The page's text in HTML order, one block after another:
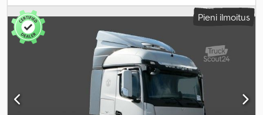
mekaaninen, päästöluokka:Euro 6, istuimien määrä:3,
kokonaispituus:6 195 mm, kokonaisleveys:2 400 mm,
kokonaiskorkeus:
2 930 mm, kuormatilan pituus:
lastitilan leveys:
2 300 mm, kuormatilan korkeus:
,
, Varusteet: ABS, ilmastointi, keskuslukitus
Pieni ilmoitus